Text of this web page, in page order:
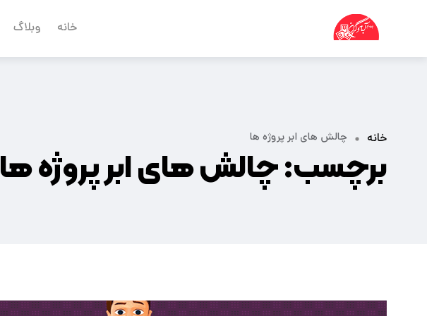
خانه وبلاگ
خانه چالش های ابر پروژه ها
برچسب:چالش های ابر پروژه ها